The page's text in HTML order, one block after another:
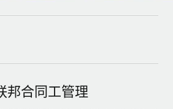
将任何人工智能工具与 Remote 平台相连
遇邦合同工管理